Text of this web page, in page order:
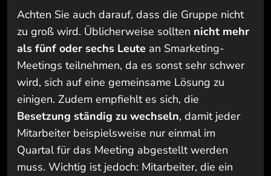
Achten Sie auch darauf, dass die Gruppe nicht
zu groß wird. Üblicherweise sollten nicht mehr
als fünf oder sechs Leute an Smarketing-
Meetings teilnehmen, da es sonst sehr schwer
wird, sich auf eine gemeinsame Lösung zu
einigen. Zudem empfiehlt es sich, die
Besetzung ständig zu wechseln, damit jeder
Mitarbeiter beispielsweise nur einmal im
Quartal für das Meeting abgestellt werden
muss. Wichtig ist jedoch: Mitarbeiter, die ein